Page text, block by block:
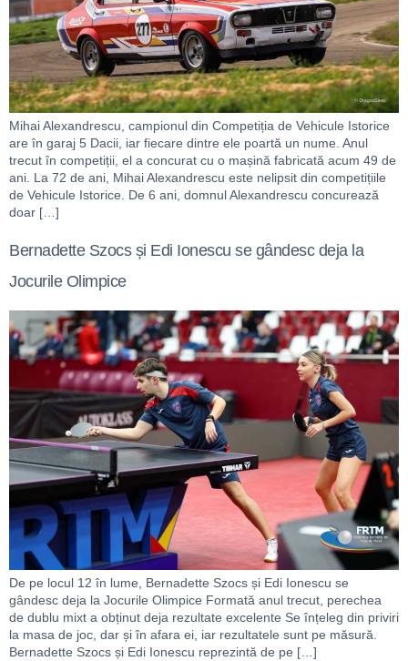
Mihai Alexandrescu, campionul din Competiția de Vehicule Istorice
are în garaj 5 Dacii, iar fiecare dintre ele poartă un nume. Anul
trecut în competiții, el a concurat cu o mașină fabricată acum 49 de
ani. La 72 de ani, Mihai Alexandrescu este nelipsit din competițiile
de Vehicule Istorice. De 6 ani, domnul Alexandrescu concurează
doar […]
Bernadette Szocs și Edi Ionescu se gândesc deja la
Jocurile Olimpice
De pe locul 12 în lume, Bernadette Szocs și Edi Ionescu se
gândesc deja la Jocurile Olimpice Formată anul trecut, perechea
de dublu mixt a obținut deja rezultate excelente Se înțeleg din priviri
la masa de joc, dar și în afara ei, iar rezultatele sunt pe măsură.
Bernadette Szocs și Edi Ionescu reprezintă de pe […]